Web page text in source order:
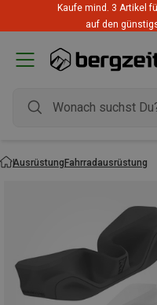
Kaufe mind. 3 Artikel
auf den
Highlights zum
AusrüstungFahrradausrüstung